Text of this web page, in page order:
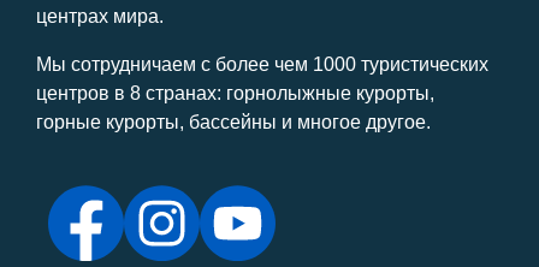
центрах мира.
Мы сотрудничаем с более чем 1000 туристических
центров в 8 странах: горнолыжные курорты,
горные курорты, бассейны и многое другое.